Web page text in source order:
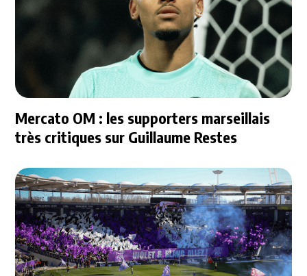
Mercato OM : les supporters marseillais
très critiques sur Guillaume Restes